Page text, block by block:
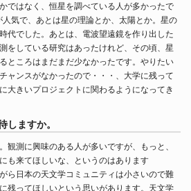
ではなく、恒星を調べている人が多かったで
気で、あとは星の理論とか、太陽とか。星の
代でした。あとは、電波望遠鏡を作り出した
をしている研究はあったけれど、その頃、星
ところはまだまだ少なかったです。やりたい
ャンスがなかったので・・・、大学に残って
大きいプロジェクトに関わるようになってき
しますか。
測に興味のある人が多いですが、もっと、
も来てほしいな、というのはあります
ら日本の天文学コミュニティは小さいので難
残ってほしいという思いがあります。天文学